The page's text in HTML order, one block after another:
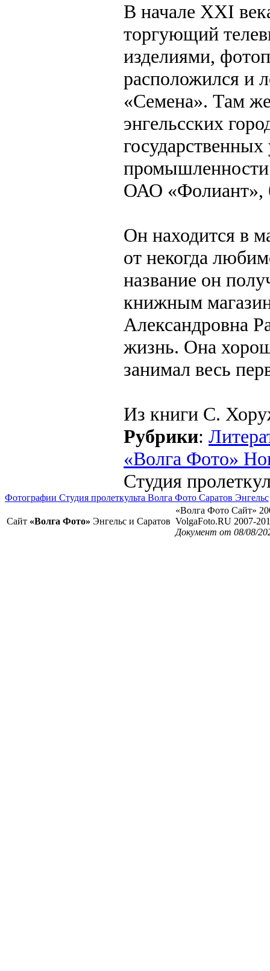
В начале XXI
торгующий
изделиями,
расположился и
«Семена». Там
энгельсских
ОАО «Фолиант»,
Он находится в
от некогда
название он
книжным
Александровна
жизнь. Она
занимал весь
Из книги С.
Рубрики:
«Волга Фото»
Студия
Фотографии Студия пролеткульта Волга Фото Саратов Энгельс
Сайт «Волга Фото» Энгельс и Саратов
«Волга Фото Сайт»
VolgaFoto.RU 2007-
Документ от 08/08/